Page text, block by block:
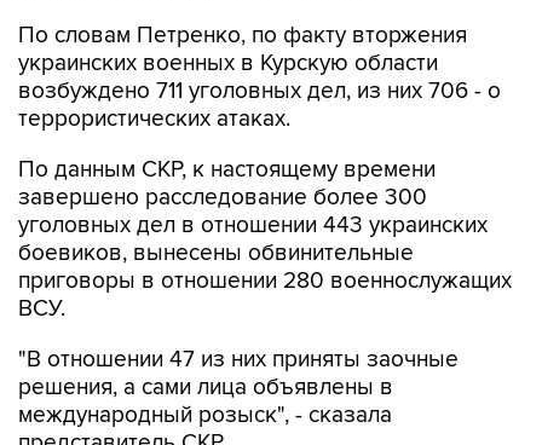
По словам Петренко, по факту вторжения
украинских военных в Курскую области
возбуждено 711 уголовных дел, из них 706 - о
террористических атаках.
По данным СКР, к настоящему времени
завершено расследование более 300
уголовных дел в отношении 443 украинских
боевиков, вынесены обвинительные
приговоры в отношении 280 военнослужащих
ВСУ.
"В отношении 47 из них приняты заочные
решения, а сами лица объявлены в
международный розыск", - сказала